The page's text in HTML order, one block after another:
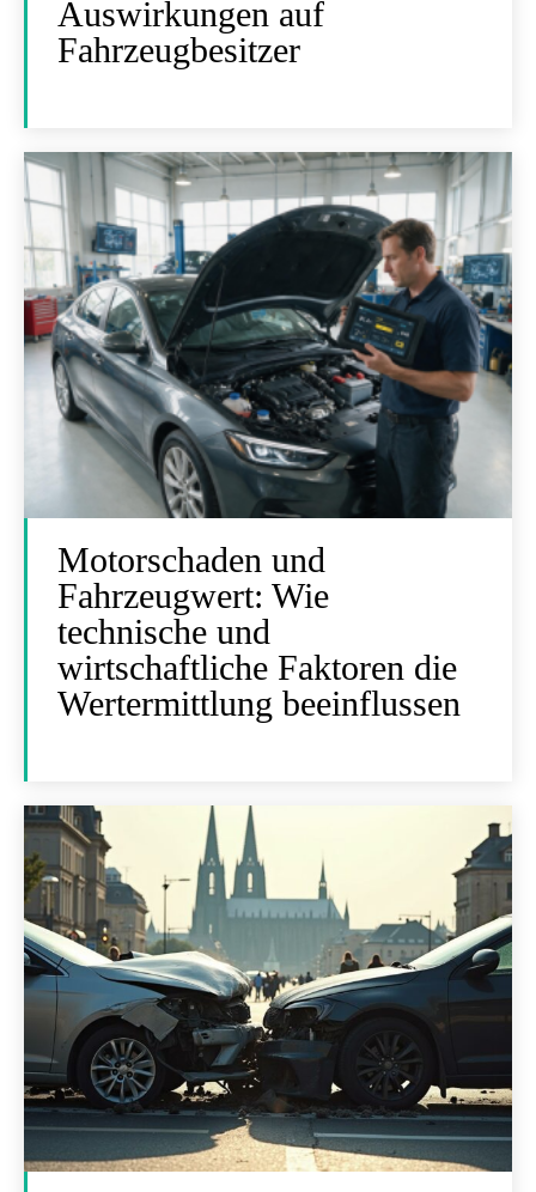
Auswirkungen auf
Fahrzeugbesitzer
Motorschaden und
Fahrzeugwert: Wie
technische und
wirtschaftliche Faktoren die
Wertermittlung beeinflussen